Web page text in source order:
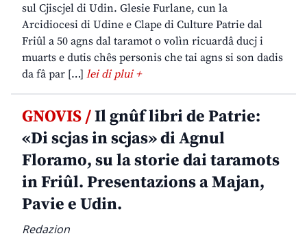
sul Cjiscjel di Udin. Glesie Furlane, cun la
Arcidiocesi di Udine e Clape di Culture Patrie dal
Friûl a 50 agns dal taramot o volìn ricuardâ ducj i
muarts e dutis chês personis che tai agns si son dadis
da fâ par […] lei di plui +
GNOVIS /Il gnûf libri de Patrie:
«Di scjas in scjas» di Agnul
Floramo, su la storie dai taramots
in Friûl. Presentazions a Majan,
Pavie e Udin.
Redazion